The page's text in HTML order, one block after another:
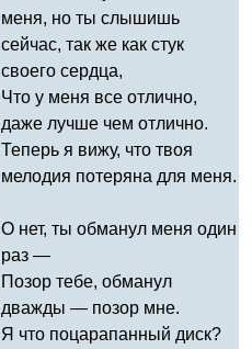
меня, но ты слышишь
сейчас, так же как стук
своего сердца,
Что у меня все отлично,
даже лучше чем отлично.
Теперь я вижу, что твоя
мелодия потеряна для меня.
О нет, ты обманул меня один
раз —
Позор тебе, обманул
дважды — позор мне.
Я что поцарапанный диск?